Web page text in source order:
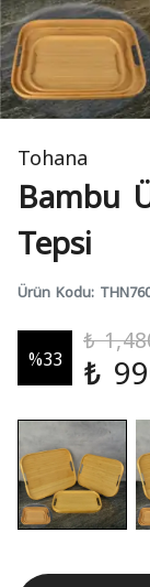
Tohana
Bambu
Tepsi
Ürün Kodu:
%33
₺
₺